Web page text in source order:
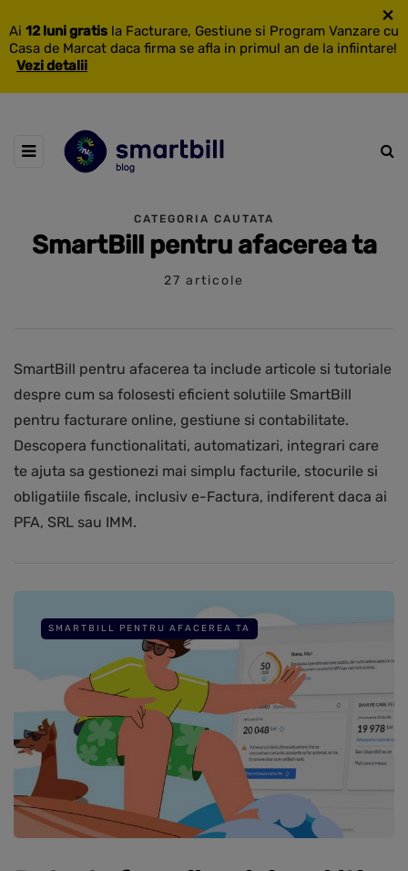
Ai 12 luni gratis la Facturare, Gestiune si Program Vanzare cu
Casa de Marcat daca firma se afla in primul an de la infiintare!
Vezi detalii
×
CATEGORIA CAUTATA
SmartBill pentru afacerea ta
27 articole
SmartBill pentru afacerea ta include articole si tutoriale
despre cum sa folosesti eficient solutiile SmartBill
pentru facturare online, gestiune si contabilitate.
Descopera functionalitati, automatizari, integrari care
te ajuta sa gestionezi mai simplu facturile, stocurile si
obligatiile fiscale, inclusiv e-Factura, indiferent daca ai
PFA, SRL sau IMM.
SMARTBILL PENTRU AFACEREA TA